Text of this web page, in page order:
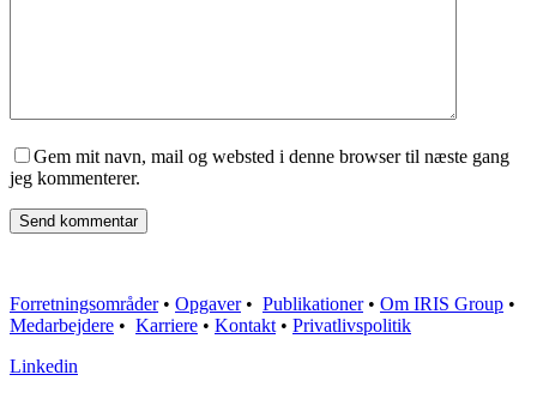
Gem mit navn, mail og websted i denne browser til næste gang
jeg kommenterer.
Send kommentar
Forretningsområder• Opgaver• Publikationer• Om IRIS Group •
Medarbejdere • Karriere • Kontakt • Privatlivspolitik
Linkedin